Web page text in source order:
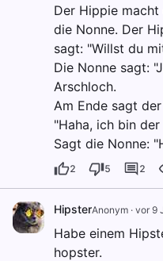
Der Hippie
die Nonne. Der
sagt: "Willst du
Die Nonne sagt:
Arschloch.
Am Ende sagt
"Haha, ich bin
Sagt die Nonne:
2 5 2
HipsterAnonym · vor 9
Habe einem
hopster.